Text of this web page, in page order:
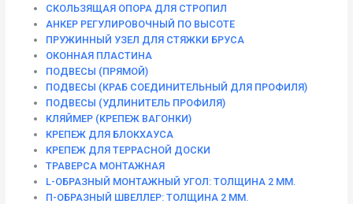
СКОЛЬЗЯЩАЯ ОПОРА ДЛЯ СТРОПИЛ
АНКЕР РЕГУЛИРОВОЧНЫЙ ПО ВЫСОТЕ
ПРУЖИННЫЙ УЗЕЛ ДЛЯ СТЯЖКИ БРУСА
ОКОННАЯ ПЛАСТИНА
ПОДВЕСЫ (ПРЯМОЙ)
ПОДВЕСЫ (КРАБ СОЕДИНИТЕЛЬНЫЙ ДЛЯ ПРОФИЛЯ)
ПОДВЕСЫ (УДЛИНИТЕЛЬ ПРОФИЛЯ)
КЛЯЙМЕР (КРЕПЕЖ ВАГОНКИ)
КРЕПЕЖ ДЛЯ БЛОКХАУСА
КРЕПЕЖ ДЛЯ ТЕРРАСНОЙ ДОСКИ
ТРАВЕРСА МОНТАЖНАЯ
L-ОБРАЗНЫЙ МОНТАЖНЫЙ УГОЛ: ТОЛЩИНА 2 ММ.
П-ОБРАЗНЫЙ ШВЕЛЛЕР: ТОЛЩИНА 2 ММ.